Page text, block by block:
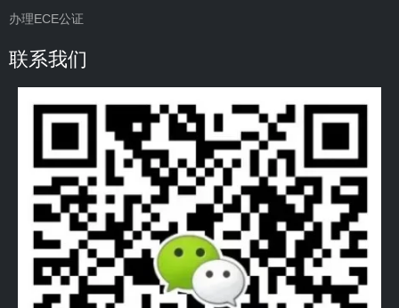
办理ECE公证
联系我们